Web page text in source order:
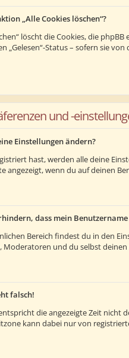
„Alle Cookies löschen“?
löscht die Cookies, die
„Gelesen“-Status – sofern sie
und -
Einstellungen ändern?
hast, werden alle deine
angezeigt, wenn du auf deinen
dass mein
Bereich findest du in den
und du selbst
falsch!
die angezeigte Zeit nicht
kann dabei nur von